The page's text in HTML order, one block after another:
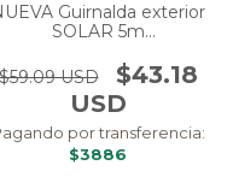
Guirnalda exterior
SOLAR 5m
USD
$43.18
USD
por transferencia:
$3886